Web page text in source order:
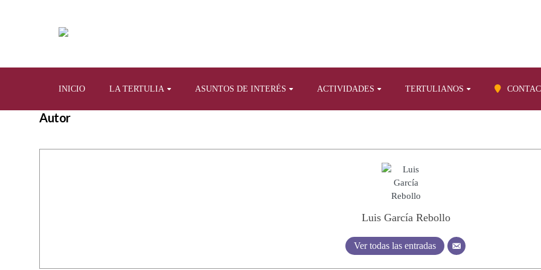
INICIO LA TERTULIA ASUNTOS DE INTERÉS ACTIVIDADES TERTULIANOS
Autor
Luis García Rebollo
Ver todas las entradas